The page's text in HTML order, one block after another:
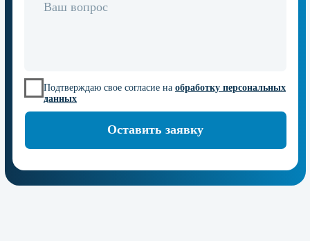
г.Ростов-на-Дону, ул.1-я Майская